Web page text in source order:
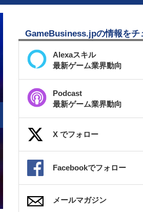
GameBusiness.jpの情報をチ
Alexaスキル
最新ゲーム業界動向
Podcast
最新ゲーム業界動向
X でフォロー
Facebookでフォロー
メールマガジン